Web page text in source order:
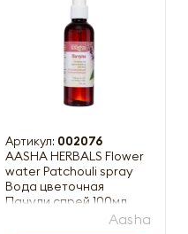
Артикул: 002076
AASHA HERBALS Flower
water Patchouli spray
Вода цветочная
Пачули спрей 100мл
Aasha